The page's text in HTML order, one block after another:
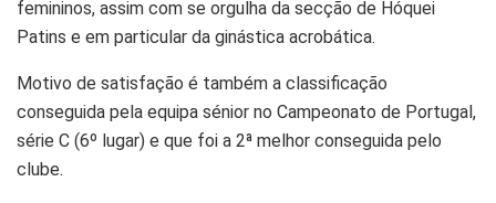
femininos, assim com se orgulha da secção de Hóquei
Patins e em particular da ginástica acrobática.
Motivo de satisfação é também a classificação
conseguida pela equipa sénior no Campeonato de Portugal,
série C (6º lugar) e que foi a 2ª melhor conseguida pelo
clube.